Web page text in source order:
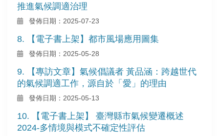
推進氣候調適治理
發佈日期：2025-07-23
8. 【電子書上架】都市風場應用圖集
發佈日期：2025-05-28
9. 【專訪文章】氣候倡議者 黃品涵：跨越世代
的氣候調適工作，源自於「愛」的理由
發佈日期：2025-05-13
10. 【電子書上架】 臺灣縣市氣候變遷概述
2024-多情境與模式不確定性評估